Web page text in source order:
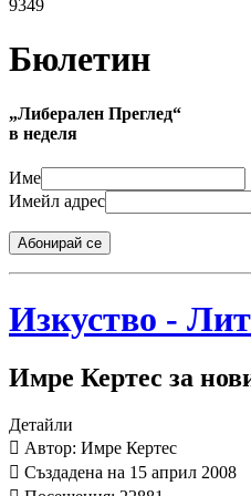
9349
Бюлетин
„Либерален Преглед“
в неделя
Име
Имейл адрес
Абонирай се
Изкуство -
Имре Кертес за
Детайли
Автор: Имре Кертес
Създадена на 15 април 2008